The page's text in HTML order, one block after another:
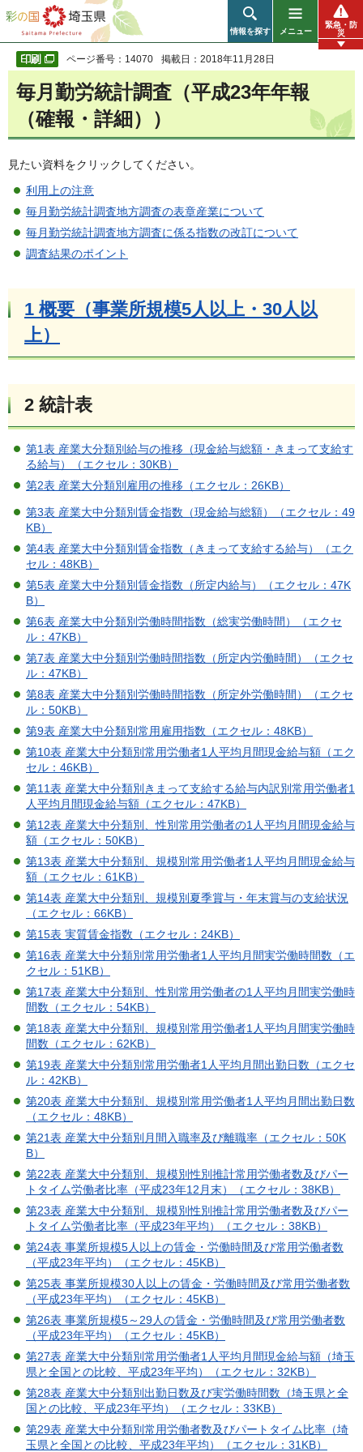
彩の国 埼玉県
情報を探す メニュー
緊急・防
災
ページ番号：14070 掲載日：2018年11月28日
毎月勤労統計調査（平成23年年報
（確報・詳細））
見たい資料をクリックしてください。
利用上の注意
毎月勤労統計調査地方調査の表章産業について
毎月勤労統計調査地方調査に係る指数の改訂について
調査結果のポイント
1 概要（事業所規模5人以上・30人以
上）
2 統計表
第1表 産業大分類別給与の推移（現金給与総額・きまって支給す
る給与）（エクセル：30KB）
第2表 産業大分類別雇用の推移（エクセル：26KB）
第3表 産業大中分類別賃金指数（現金給与総額）（エクセル：49
KB）
第4表 産業大中分類別賃金指数（きまって支給する給与）（エク
セル：48KB）
第5表 産業大中分類別賃金指数（所定内給与）（エクセル：47K
B）
第6表 産業大中分類別労働時間指数（総実労働時間）（エクセ
ル：47KB）
第7表 産業大中分類別労働時間指数（所定内労働時間）（エクセ
ル：47KB）
第8表 産業大中分類別労働時間指数（所定外労働時間）（エクセ
ル：50KB）
第9表 産業大中分類別常用雇用指数（エクセル：48KB）
第10表 産業大中分類別常用労働者1人平均月間現金給与額（エク
セル：46KB）
第11表 産業大中分類別きまって支給する給与内訳別常用労働者1
人平均月間現金給与額（エクセル：47KB）
第12表 産業大中分類別、性別常用労働者の1人平均月間現金給与
額（エクセル：50KB）
第13表 産業大中分類別、規模別常用労働者1人平均月間現金給与
額（エクセル：61KB）
第14表 産業大中分類別、規模別夏季賞与・年末賞与の支給状況
（エクセル：66KB）
第15表 実質賃金指数（エクセル：24KB）
第16表 産業大中分類別常用労働者1人平均月間実労働時間数（エ
クセル：51KB）
第17表 産業大中分類別、性別常用労働者の1人平均月間実労働時
間数（エクセル：54KB）
第18表 産業大中分類別、規模別常用労働者1人平均月間実労働時
間数（エクセル：62KB）
第19表 産業大中分類別常用労働者1人平均月間出勤日数（エクセ
ル：42KB）
第20表 産業大中分類別、規模別常用労働者1人平均月間出勤日数
（エクセル：48KB）
第21表 産業大中分類別月間入職率及び離職率（エクセル：50K
B）
第22表 産業大中分類別、規模別性別推計常用労働者数及びパー
トタイム労働者比率（平成23年12月末）（エクセル：38KB）
第23表 産業大中分類別、規模別性別推計常用労働者数及びパー
トタイム労働者比率（平成23年平均）（エクセル：38KB）
第24表 事業所規模5人以上の賃金・労働時間及び常用労働者数
（平成23年平均）（エクセル：45KB）
第25表 事業所規模30人以上の賃金・労働時間及び常用労働者数
（平成23年平均）（エクセル：45KB）
第26表 事業所規模5～29人の賃金・労働時間及び常用労働者数
（平成23年平均）（エクセル：45KB）
第27表 産業大中分類別常用労働者1人平均月間現金給与額（埼玉
県と全国との比較、平成23年平均）（エクセル：32KB）
第28表 産業大中分類別出勤日数及び実労働時間数（埼玉県と全
国との比較、平成23年平均）（エクセル：33KB）
第29表 産業大中分類別常用労働者数及びパートタイム比率（埼
玉県と全国との比較、平成23年平均）（エクセル：31KB）